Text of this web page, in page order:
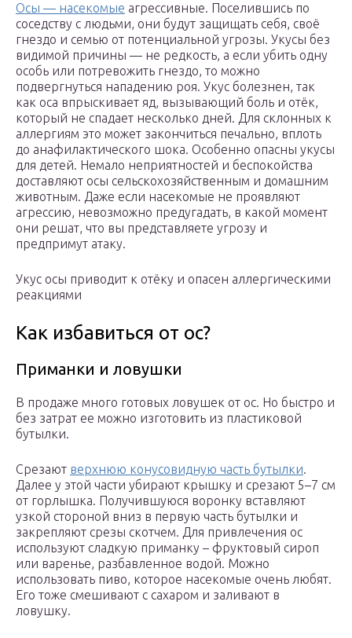
Осы — насекомые агрессивные. Поселившись по
соседству с людьми, они будут защищать себя, своё
гнездо и семью от потенциальной угрозы. Укусы без
видимой причины — не редкость, а если убить одну
особь или потревожить гнездо, то можно
подвергнуться нападению роя. Укус болезнен, так
как оса впрыскивает яд, вызывающий боль и отёк,
который не спадает несколько дней. Для склонных к
аллергиям это может закончиться печально, вплоть
до анафилактического шока. Особенно опасны укусы
для детей. Немало неприятностей и беспокойства
доставляют осы сельскохозяйственным и домашним
животным. Даже если насекомые не проявляют
агрессию, невозможно предугадать, в какой момент
они решат, что вы представляете угрозу и
предпримут атаку.
Укус осы приводит к отёку и опасен аллергическими
реакциями
Как избавиться от ос?
Приманки и ловушки
В продаже много готовых ловушек от ос. Но быстро и
без затрат ее можно изготовить из пластиковой
бутылки.
Срезают верхнюю конусовидную часть бутылки.
Далее у этой части убирают крышку и срезают 5–7 см
от горлышка. Получившуюся воронку вставляют
узкой стороной вниз в первую часть бутылки и
закрепляют срезы скотчем. Для привлечения ос
используют сладкую приманку – фруктовый сироп
или варенье, разбавленное водой. Можно
использовать пиво, которое насекомые очень любят.
Его тоже смешивают с сахаром и заливают в
ловушку.